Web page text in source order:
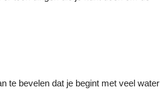
te bevelen dat je begint met veel water